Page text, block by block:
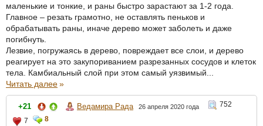
маленькие и тонкие, и раны быстро зарастают за 1-2 года.
Главное – резать грамотно, не оставлять пеньков и
обрабатывать раны, иначе дерево может заболеть и даже
погибнуть.
Лезвие, погружаясь в дерево, повреждает все слои, и дерево
реагирует на это закупориванием разрезанных сосудов и клеток
тела. Камбиальный слой при этом самый уязвимый...
Читать далее»
+21 Ведамира Рада 26 апреля 2020 года
752
7
8